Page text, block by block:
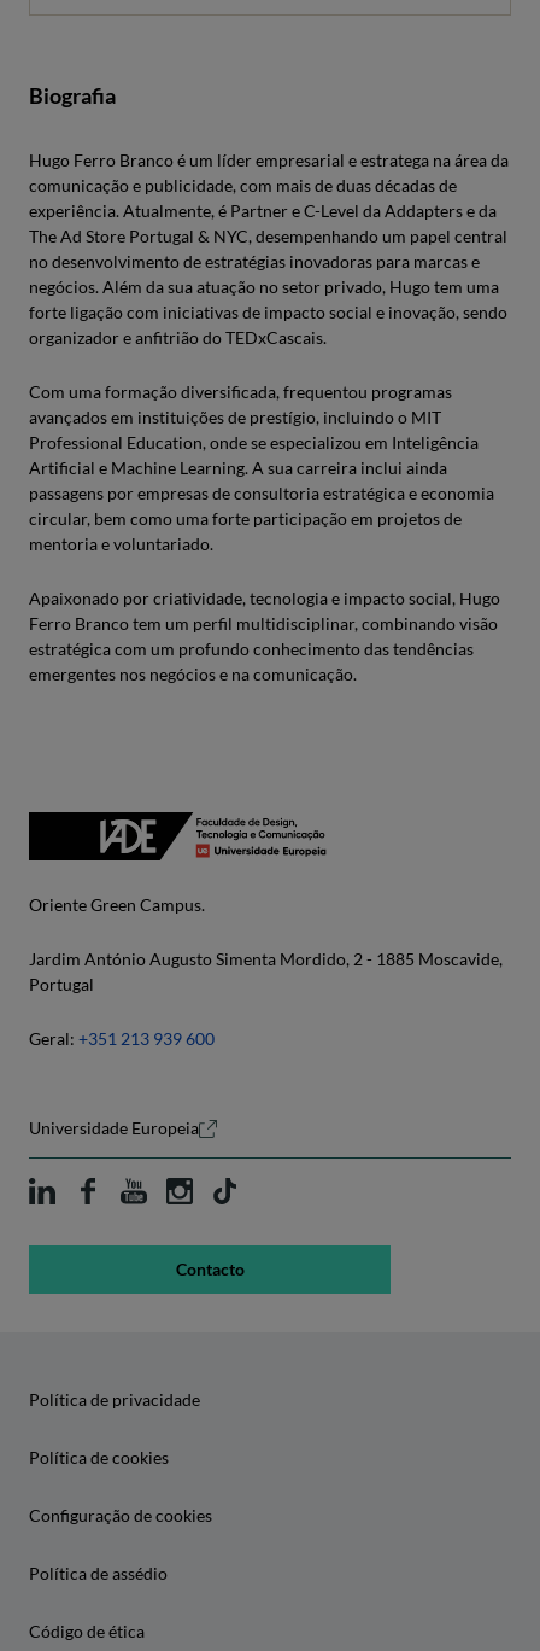
Biografia
Hugo Ferro Branco é um líder empresarial e estratega na área da
comunicação e publicidade, com mais de duas décadas de
experiência. Atualmente, é Partner e C-Level da Addapters e da
The Ad Store Portugal & NYC, desempenhando um papel central
no desenvolvimento de estratégias inovadoras para marcas e
negócios. Além da sua atuação no setor privado, Hugo tem uma
forte ligação com iniciativas de impacto social e inovação, sendo
organizador e anfitrião do TEDxCascais.
Com uma formação diversificada, frequentou programas
avançados em instituições de prestígio, incluindo o MIT
Professional Education, onde se especializou em Inteligência
Artificial e Machine Learning. A sua carreira inclui ainda
passagens por empresas de consultoria estratégica e economia
circular, bem como uma forte participação em projetos de
mentoria e voluntariado.
Apaixonado por criatividade, tecnologia e impacto social, Hugo
Ferro Branco tem um perfil multidisciplinar, combinando visão
estratégica com um profundo conhecimento das tendências
emergentes nos negócios e na comunicação.
Oriente Green Campus.
Jardim António Augusto Simenta Mordido, 2 - 1885 Moscavide,
Portugal
Geral: +351 213 939 600
Universidade Europeia
Contacto
Política de privacidade
Política de cookies
Configuração de cookies
Política de assédio
Código de ética